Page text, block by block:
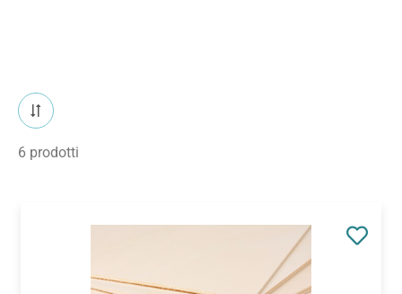
6 prodotti